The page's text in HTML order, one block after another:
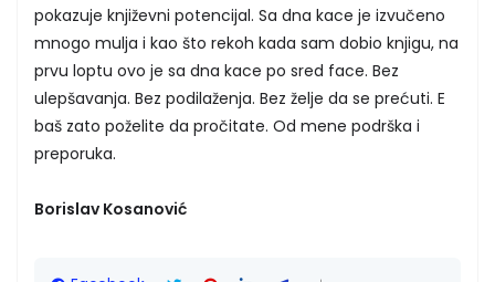
pokazuje književni potencijal. Sa dna kace je izvučeno
mnogo mulja i kao što rekoh kada sam dobio knjigu, na
prvu loptu ovo je sa dna kace po sred face. Bez
ulepšavanja. Bez podilaženja. Bez želje da se prećuti. E
baš zato poželite da pročitate. Od mene podrška i
preporuka.
Borislav Kosanović